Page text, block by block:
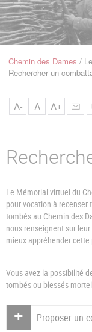
Navigation
Fil
Chemin des Dames
Rechercher un
A- A A+
Le Mémorial virtuel du
pour vocation à
tombés au Chemin des
nous renseignent sur
mieux appréhender
Vous avez la possibilité
tombés ou blessés
Proposer un